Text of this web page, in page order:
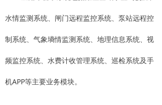
水情监测系统、闸门远程监控系统、泵站远程控
制系统、气象墒情监测系统、地理信息系统、视
频监控系统、水费计收管理系统、巡检系统及手
机APP等主要业务模块。